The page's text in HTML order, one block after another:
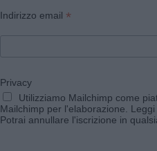
Indirizzo email *
Privacy
Utilizziamo Mailchimp come
Mailchimp per l'elaborazione.
Potrai annullare l'iscrizione in